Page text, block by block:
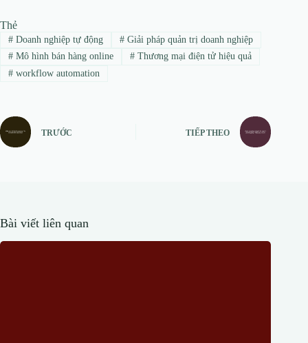
Thẻ
#Doanh nghiệp tự động #Giải pháp quản trị doanh nghiệp
#Mô hình bán hàng online #Thương mại điện tử hiệu quả
#workflow automation
TRƯỚC TIẾP THEO
Bài viết liên quan